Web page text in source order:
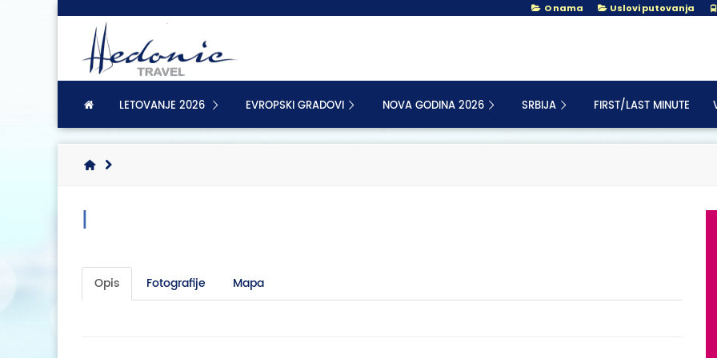
O nama Uslovi putovanja
LETOVANJE 2026 EVROPSKI GRADOVI NOVA GODINA 2026 SRBIJA FIRST/LAST MINUTE
|
Opis Fotografije Mapa